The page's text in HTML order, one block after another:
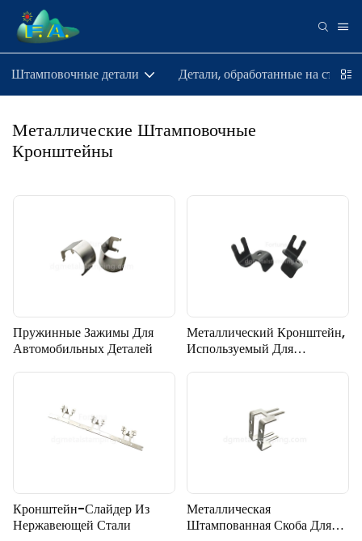
Штамповочные детали Детали, обработанные на
Металлические Штамповочные
Кронштейны
Пружинные Зажимы Для
Автомобильных Деталей
Металлический Кронштейн,
Используемый Для
Кронштейн-Слайдер Из
Нержавеющей Стали
Металлическая
Штампованная Скоба Для